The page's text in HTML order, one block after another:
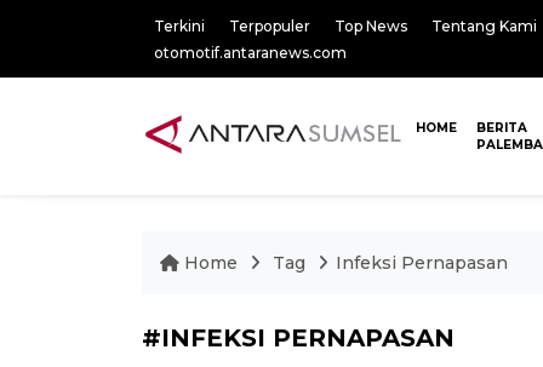
Terkini Terpopuler Top News
Tentang Kami
otomotif.antaranews.com
HOME
BERITA
Home Tag Infeksi Pernapasan
#INFEKSI PERNAPASAN